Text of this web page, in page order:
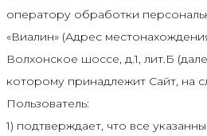
оператору обработки
«Виалин» (Адрес
Волхонское шоссе, д.1, лит.Б
которому принадлежит Сайт, на
Пользователь:
1) подтверждает, что все